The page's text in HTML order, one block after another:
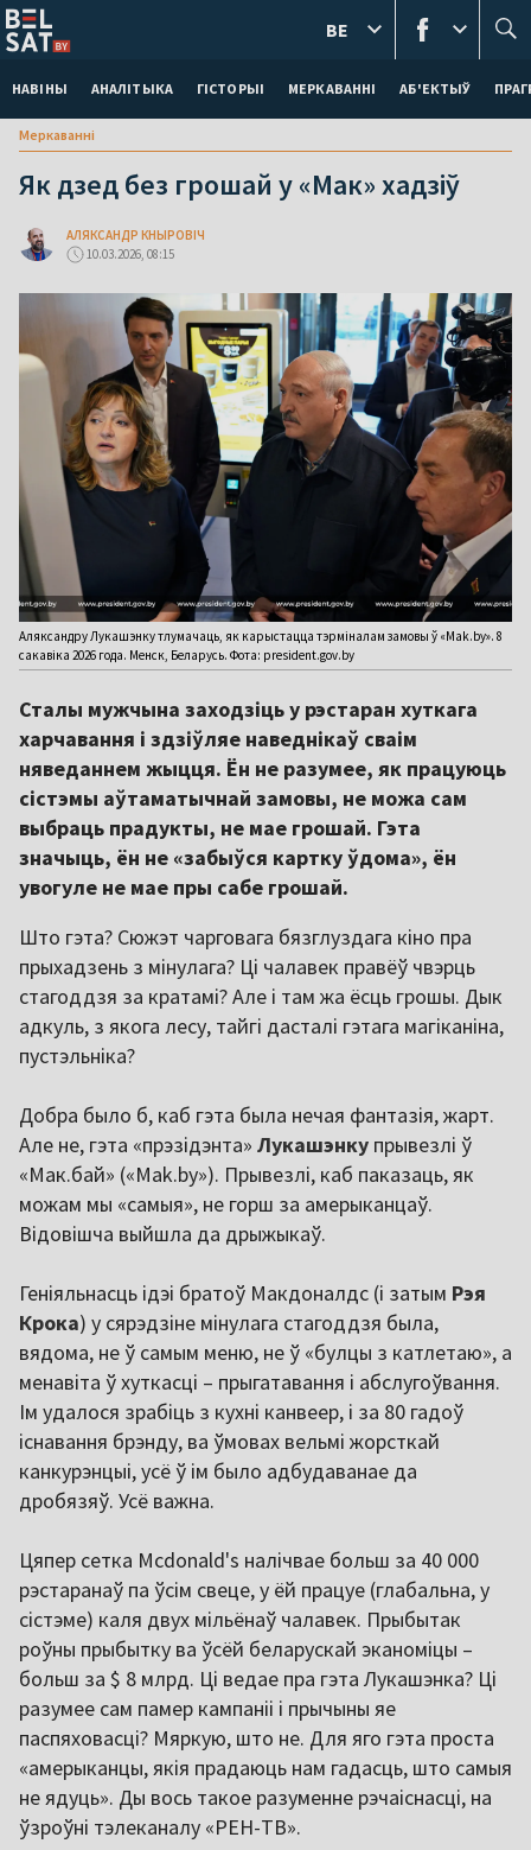
НАВІНЫ АНАЛІТЫКА ГІСТОРЫІ МЕРКАВАННI АБ'ЕКТЫЎ
BE
Меркаваннi
Як дзед без грошай у «Мак» хадзіў
АЛЯКСАНДР КНЫРОВІЧ
10.03.2026, 08:15
Аляксандру Лукашэнку тлумачаць, як карыстацца тэрміналам замовы ў «Mak.by». 8
сакавіка 2026 года. Менск, Беларусь. Фота: president.gov.by
Сталы мужчына заходзіць у рэстаран хуткага
харчавання і здзіўляе наведнікаў сваім
няведаннем жыцця. Ён не разумее, як працуюць
сістэмы аўтаматычнай замовы, не можа сам
выбраць прадукты, не мае грошай. Гэта
значыць, ён не «забыўся картку ўдома», ён
увогуле не мае пры сабе грошай.
Што гэта? Сюжэт чарговага бязглуздага кіно пра
прыхадзень з мінулага? Ці чалавек правёў чвэрць
стагоддзя за кратамі? Але і там жа ёсць грошы. Дык
адкуль, з якога лесу, тайгі дасталі гэтага магіканіна,
пустэльніка?
Добра было б, каб гэта была нечая фантазія, жарт.
Але не, гэта «прэзідэнта» Лукашэнку прывезлі ў
«Мак.бай» («Mak.by»). Прывезлі, каб паказаць, як
можам мы «самыя», не горш за амерыканцаў.
Відовішча выйшла да дрыжыкаў.
Геніяльнасць ідэі братоў Макдоналдс (і затым Рэя
Крока) у сярэдзіне мінулага стагоддзя была,
вядома, не ў самым меню, не ў «булцы з катлетаю», а
менавіта ў хуткасці – прыгатавання і абслугоўвання.
Ім удалося зрабіць з кухні канвеер, і за 80 гадоў
існавання брэнду, ва ўмовах вельмі жорсткай
канкурэнцыі, усё ў ім было адбудаванае да
дробязяў. Усё важна.
Цяпер сетка Mcdonald's налічвае больш за 40 000
рэстаранаў па ўсім свеце, у ёй працуе (глабальна, у
сістэме) каля двух мільёнаў чалавек. Прыбытак
роўны прыбытку ва ўсёй беларускай эканоміцы –
больш за $ 8 млрд. Ці ведае пра гэта Лукашэнка? Ці
разумее сам памер кампаніі і прычыны яе
паспяховасці? Мяркую, што не. Для яго гэта проста
«амерыканцы, якія прадаюць нам гадасць, што самыя
не ядуць». Ды вось такое разуменне рэчаіснасці, на
ўзроўні тэлеканалу «РЕН-ТВ».